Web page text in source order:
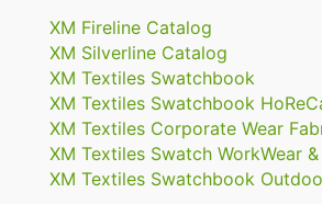
XM Fireline Catalog
XM Silverline Catalog
XM Textiles Swatchbook
XM Textiles Swatchbook
XM Textiles Corporate Wear
XM Textiles Swatch WorkWear &
XM Textiles Swatchbook